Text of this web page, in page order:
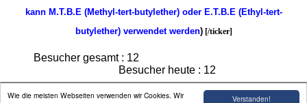
Verstanden!
Wie die meisten Webseiten verwenden wir Cookies. Wir
kann M.T.B.E (Methyl-tert-butylether) oder E.T.B.E (Ethyl-tert-
butylether) verwendet werden)[/ticker]
Besucher gesamt : 12
Besucher heute : 12